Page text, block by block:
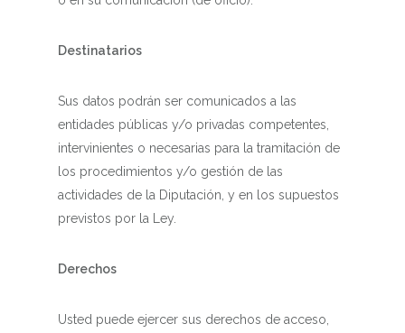
Destinatarios
Sus datos podrán ser comunicados a las
entidades públicas y/o privadas competentes,
intervinientes o necesarias para la tramitación de
los procedimientos y/o gestión de las
actividades de la Diputación, y en los supuestos
previstos por la Ley.
Derechos
Usted puede ejercer sus derechos de acceso,